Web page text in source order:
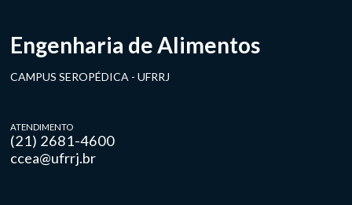
Engenharia de Alimentos
CAMPUS SEROPÉDICA - UFRRJ
ATENDIMENTO
(21) 2681-4600
ccea@ufrrj.br